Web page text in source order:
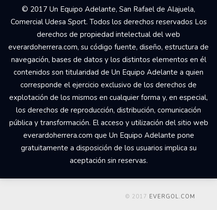
© 2017 Un Equipo Adelante, San Rafael de Alajuela,
Comercial Udesa Sport. Todos los derechos reservados Los
derechos de propiedad intelectual del web
everardoherrera.com, su código fuente, diseño, estructura de
navegación, bases de datos y los distintos elementos en él
contenidos son titularidad de Un Equipo Adelante a quien
corresponde el ejercicio exclusivo de los derechos de
explotación de los mismos en cualquier forma y, en especial,
los derechos de reproducción, distribución, comunicación
pública y transformación. El acceso y utilización del sitio web
everardoherrera.com que Un Equipo Adelante pone
gratuitamente a disposición de los usuarios implica su
aceptación sin reservas.
© 2017 EVERGOL.COM